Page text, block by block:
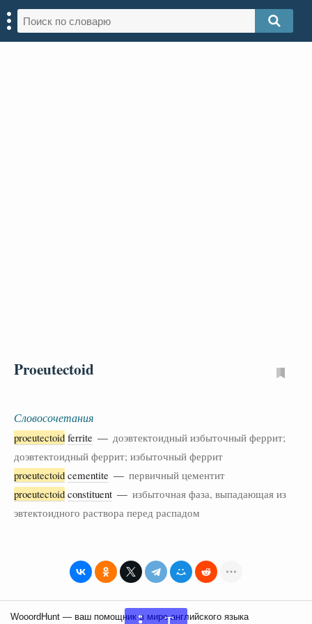
Proeutectoid
Словосочетания
proeutectoid ferrite — доэвтектоидный избыточный феррит;
доэвтектоидный феррит; избыточный феррит
proeutectoid cementite — первичный цементит
proeutectoid constituent — избыточная фаза, выпадающая из
эвтектоидного раствора перед распадом
WooordHunt — ваш помощник в мире английского языка